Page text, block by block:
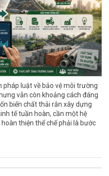
pháp luật về bảo vệ môi trường
vẫn còn khoảng cách đáng
biến chất thải rắn xây dựng
tế tuần hoàn, cần một hệ
thiện thể chế phải là bước